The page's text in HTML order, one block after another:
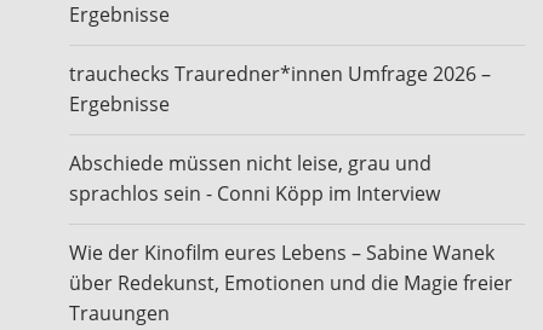
Ergebnisse
trauchecks Trauredner*innen Umfrage 2026 –
Ergebnisse
Abschiede müssen nicht leise, grau und
sprachlos sein - Conni Köpp im Interview
Wie der Kinofilm eures Lebens – Sabine Wanek
über Redekunst, Emotionen und die Magie freier
Trauungen